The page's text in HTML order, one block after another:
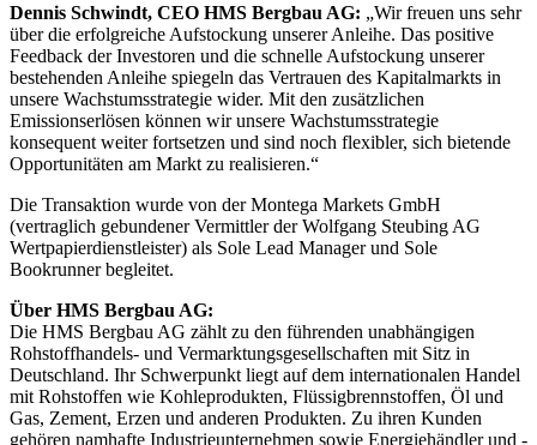
Dennis Schwindt, CEO HMS Bergbau AG: „Wir freuen uns sehr
über die erfolgreiche Aufstockung unserer Anleihe. Das positive
Feedback der Investoren und die schnelle Aufstockung unserer
bestehenden Anleihe spiegeln das Vertrauen des Kapitalmarkts in
unsere Wachstumsstrategie wider. Mit den zusätzlichen
Emissionserlösen können wir unsere Wachstumsstrategie
konsequent weiter fortsetzen und sind noch flexibler, sich bietende
Opportunitäten am Markt zu realisieren.“
Die Transaktion wurde von der Montega Markets GmbH
(vertraglich gebundener Vermittler der Wolfgang Steubing AG
Wertpapierdienstleister) als Sole Lead Manager und Sole
Bookrunner begleitet.
Über HMS Bergbau AG:
Die HMS Bergbau AG zählt zu den führenden unabhängigen
Rohstoffhandels- und Vermarktungsgesellschaften mit Sitz in
Deutschland. Ihr Schwerpunkt liegt auf dem internationalen Handel
mit Rohstoffen wie Kohleprodukten, Flüssigbrennstoffen, Öl und
Gas, Zement, Erzen und anderen Produkten. Zu ihren Kunden
gehören namhafte Industrieunternehmen sowie Energiehändler und -